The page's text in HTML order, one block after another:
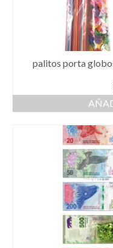
palitos porta